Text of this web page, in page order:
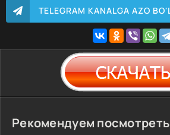
TELEGRAM KANALGA AZO
Рекомендуем